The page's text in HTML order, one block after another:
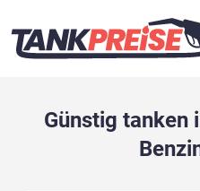
Günstig tanken